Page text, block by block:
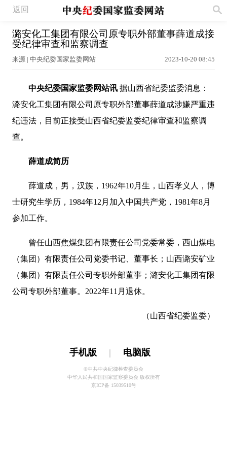
返回
潞安化工集团有限公司原专职外部董事薛道成接
受纪律审查和监察调查
来源 | 中央纪委国家监委网站 2023-10-20 08:45
中央纪委国家监委网站讯 据山西省纪委监委消息：
潞安化工集团有限公司原专职外部董事薛道成涉嫌严重违
纪违法，目前正接受山西省纪委监委纪律审查和监察调
查。
薛道成简历
薛道成，男，汉族，1962年10月生，山西孝义人，博
士研究生学历，1984年12月加入中国共产党，1981年8月
参加工作。
曾任山西焦煤集团有限责任公司党委常委，西山煤电
（集团）有限责任公司党委书记、董事长；山西潞安矿业
（集团）有限责任公司专职外部董事；潞安化工集团有限
公司专职外部董事。2022年11月退休。
（山西省纪委监委）
手机版 | 电脑版
©中共中央纪律检查委员会
中华人民共和国国家监察委员会 版权所有
京ICP备 15039510号